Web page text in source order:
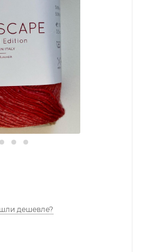
дешевле?